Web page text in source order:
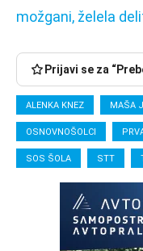
možgani, želela
Prijavi se za
ALENKA KNEZ MAŠA
OSNOVNOŠOLCI
SOS ŠOLA STT